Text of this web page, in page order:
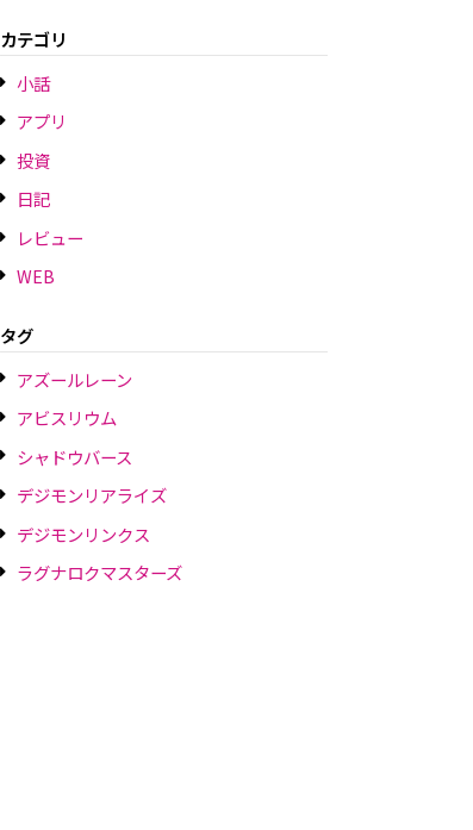
カテゴリ
小話
アプリ
投資
日記
レビュー
WEB
タグ
アズールレーン
アビスリウム
シャドウバース
デジモンリアライズ
デジモンリンクス
ラグナロクマスターズ